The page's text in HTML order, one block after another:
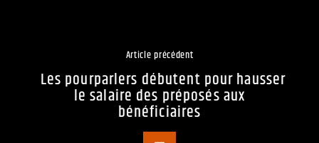
Article précédent
Les pourparlers débutent pour hausser
le salaire des préposés aux
bénéficiaires